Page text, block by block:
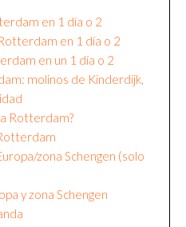
en 1 día o 2
en 1 día o 2
en un 1 día o 2
molinos de Kinderdijk,
Rotterdam?
zona Schengen (solo
y zona Schengen